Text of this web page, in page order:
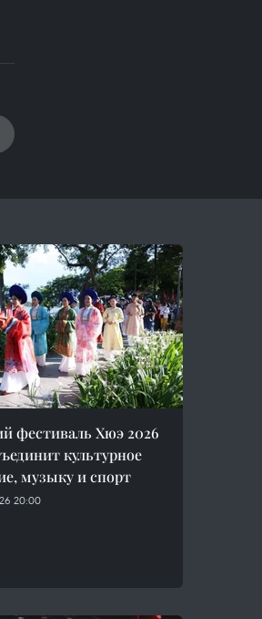
фестиваль Хюэ 2026
культурное
музыку и спорт
20:00